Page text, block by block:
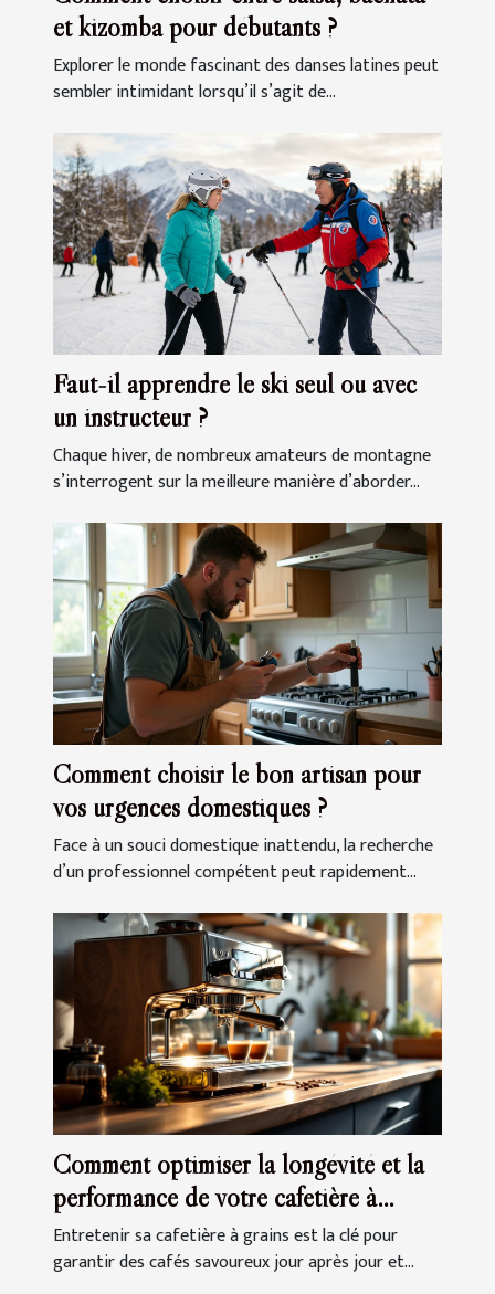
et kizomba pour débutants ?
Explorer le monde fascinant des danses latines peut
sembler intimidant lorsqu’il s’agit de...
Faut-il apprendre le ski seul ou avec
un instructeur ?
Chaque hiver, de nombreux amateurs de montagne
s’interrogent sur la meilleure manière d’aborder...
Comment choisir le bon artisan pour
vos urgences domestiques ?
Face à un souci domestique inattendu, la recherche
d’un professionnel compétent peut rapidement...
Comment optimiser la longévité et la
performance de votre cafetière à
grains ?
Entretenir sa cafetière à grains est la clé pour
garantir des cafés savoureux jour après jour et...